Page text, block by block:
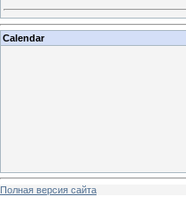
Calendar
Полная версия сайта